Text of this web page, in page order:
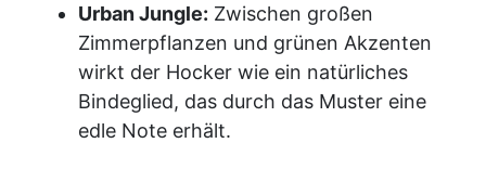
Urban Jungle: Zwischen großen
Zimmerpflanzen und grünen Akzenten
wirkt der Hocker wie ein natürliches
Bindeglied, das durch das Muster eine
edle Note erhält.